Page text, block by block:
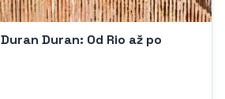
Duran: Od Rio až po